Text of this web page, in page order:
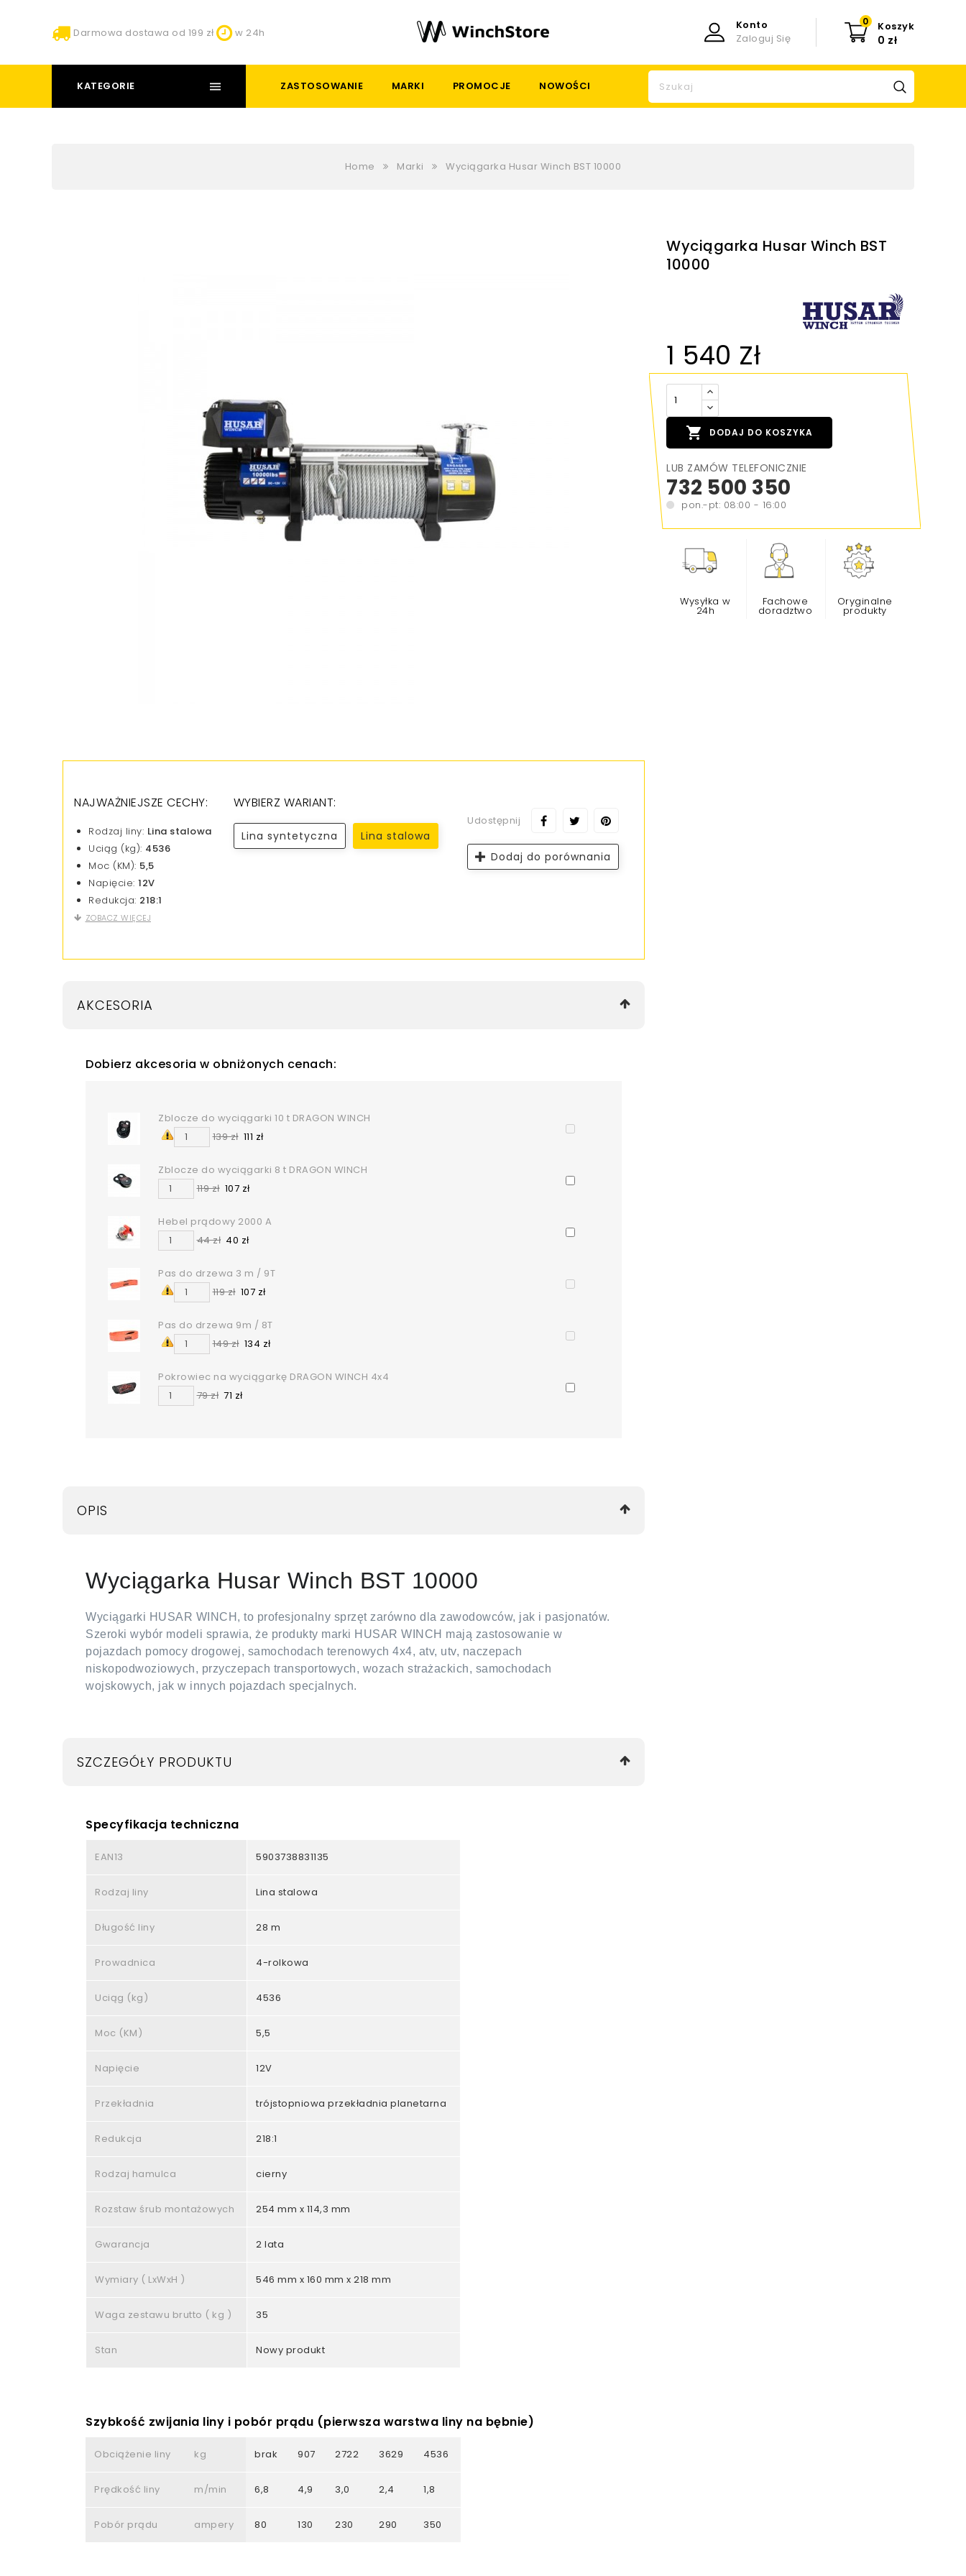
Darmowa dostawa od 199 zł w 24h Koszyk
0
0 zł
Konto
Zaloguj Się
KATEGORIE ZASTOSOWANIE MARKI PROMOCJE NOWOŚCI
Home Marki Wyciągarka Husar Winch BST 10000
NAJWAŻNIEJSZE CECHY:
Rodzaj liny: Lina stalowa
Uciąg (kg): 4536
Moc (KM): 5,5
Napięcie: 12V
Redukcja: 218:1
ZOBACZ WIĘCEJ
WYBIERZ WARIANT:
Lina syntetyczna Lina stalowa
Udostępnij
Dodaj do porównania
Wyciągarka Husar Winch BST
10000
1 540 Zł
 DODAJ DO KOSZYKA
LUB ZAMÓW TELEFONICZNIE
732 500 350
pon.-pt: 08:00 - 16:00
Wysyłka w
24h
Fachowe
doradztwo
Oryginalne
produkty
AKCESORIA
Dobierz akcesoria w obniżonych cenach:
Zblocze do wyciągarki 10 t DRAGON WINCH
139 zł 111 zł
Zblocze do wyciągarki 8 t DRAGON WINCH
119 zł 107 zł
Hebel prądowy 2000 A
44 zł 40 zł
Pas do drzewa 3 m / 9T
119 zł 107 zł
Pas do drzewa 9m / 8T
149 zł 134 zł
Pokrowiec na wyciągarkę DRAGON WINCH 4x4
79 zł 71 zł
OPIS
Wyciągarka Husar Winch BST 10000
Wyciągarki HUSAR WINCH, to profesjonalny sprzęt zarówno dla zawodowców, jak i pasjonatów.
Szeroki wybór modeli sprawia, że produkty marki HUSAR WINCH mają zastosowanie w
pojazdach pomocy drogowej, samochodach terenowych 4x4, atv, utv, naczepach
niskopodwoziowych, przyczepach transportowych, wozach strażackich, samochodach
wojskowych, jak w innych pojazdach specjalnych.
SZCZEGÓŁY PRODUKTU
Specyfikacja techniczna
EAN13 5903738831135
Rodzaj liny Lina stalowa
Długość liny 28 m
Prowadnica 4-rolkowa
Uciąg (kg) 4536
Moc (KM) 5,5
Napięcie 12V
Przekładnia trójstopniowa przekładnia planetarna
Redukcja 218:1
Rodzaj hamulca cierny
Rozstaw śrub montażowych 254 mm x 114,3 mm
Gwarancja 2 lata
Wymiary ( LxWxH ) 546 mm x 160 mm x 218 mm
Waga zestawu brutto ( kg ) 35
Stan Nowy produkt
Szybkość zwijania liny i pobór prądu (pierwsza warstwa liny na bębnie)
Obciążenie liny kg brak 907 2722 3629 4536
Prędkość liny m/min 6,8 4,9 3,0 2,4 1,8
Pobór prądu ampery 80 130 230 290 350